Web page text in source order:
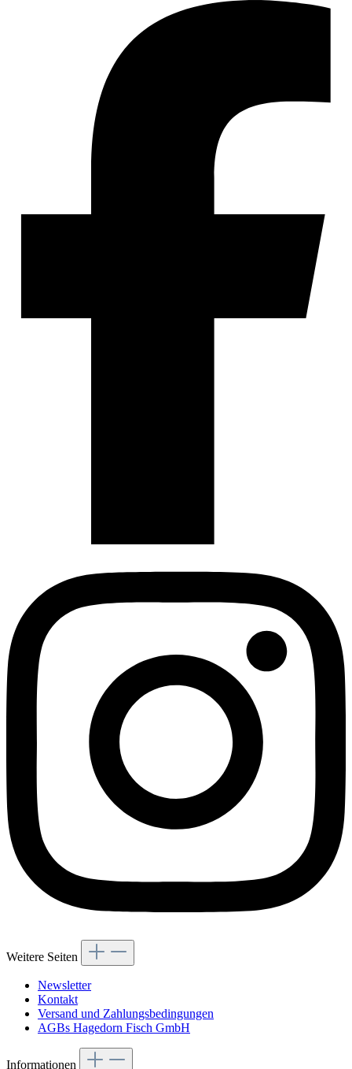
Weitere Seiten
Newsletter
Kontakt
Versand und Zahlungsbedingungen
AGBs Hagedorn Fisch GmbH
Informationen